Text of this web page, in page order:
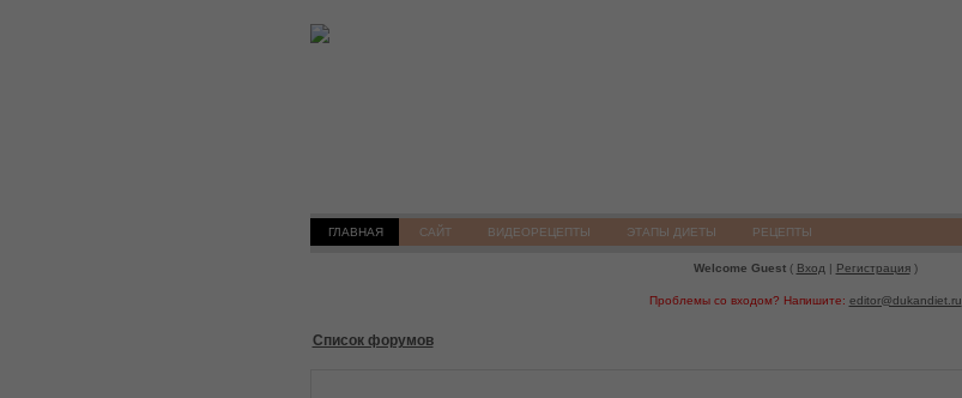
ГЛАВНАЯ САЙТ ВИДЕОРЕЦЕПТЫ ЭТАПЫ ДИЕТЫ РЕЦЕПТЫ
Welcome Guest( Вход | Регистрация)
Проблемы со входом? Напишите: editor@dukandiet.ru
Список форумов